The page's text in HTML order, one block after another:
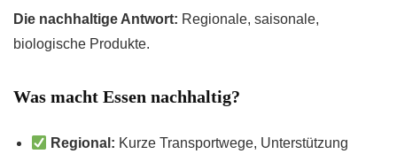
Die nachhaltige Antwort: Regionale, saisonale,
biologische Produkte.
Was macht Essen nachhaltig?
Regional: Kurze Transportwege, Unterstützung